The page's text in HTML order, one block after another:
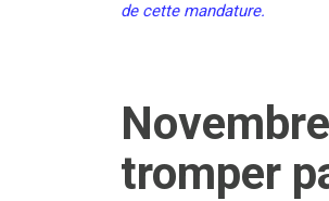
de cette mandature.
tromper